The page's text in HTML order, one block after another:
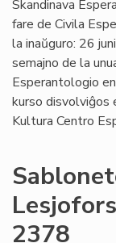
Skandinava
fare de Civila
la inaŭguro: 26
semajno de la
Esperantologio
kurso disvolviĝos
Kultura Centro
2378